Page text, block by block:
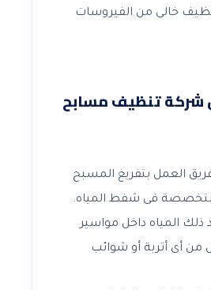
خالى من الفيروسات
تنظيف مسابح
العمل بتفريغ المسبح
متخصصة فى شفط المياه.
ذلك المياه داخل مواسير
أى أتربة أو شوائب